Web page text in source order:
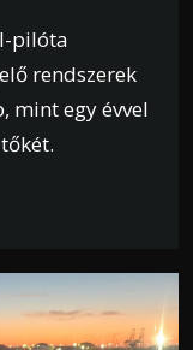
pilóta
rendszerek
mint egy évvel